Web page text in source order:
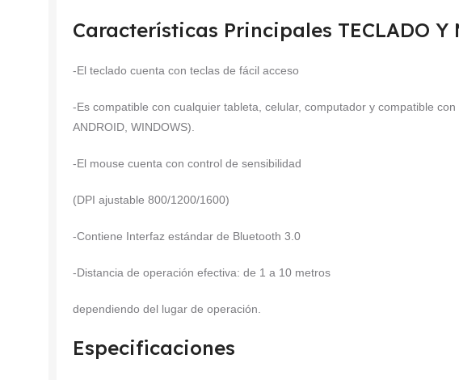
Características Principales TECLADO Y
-El teclado cuenta con teclas de fácil acceso
-Es compatible con cualquier tableta, celular, computador y compatible
ANDROID, WINDOWS).
-El mouse cuenta con control de sensibilidad
(DPI ajustable 800/1200/1600)
-Contiene Interfaz estándar de Bluetooth 3.0
-Distancia de operación efectiva: de 1 a 10 metros
dependiendo del lugar de operación.
Especificaciones